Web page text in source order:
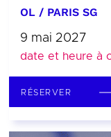
OL / PARIS SG
9 mai 2027
date et heure à
RÉSERVER